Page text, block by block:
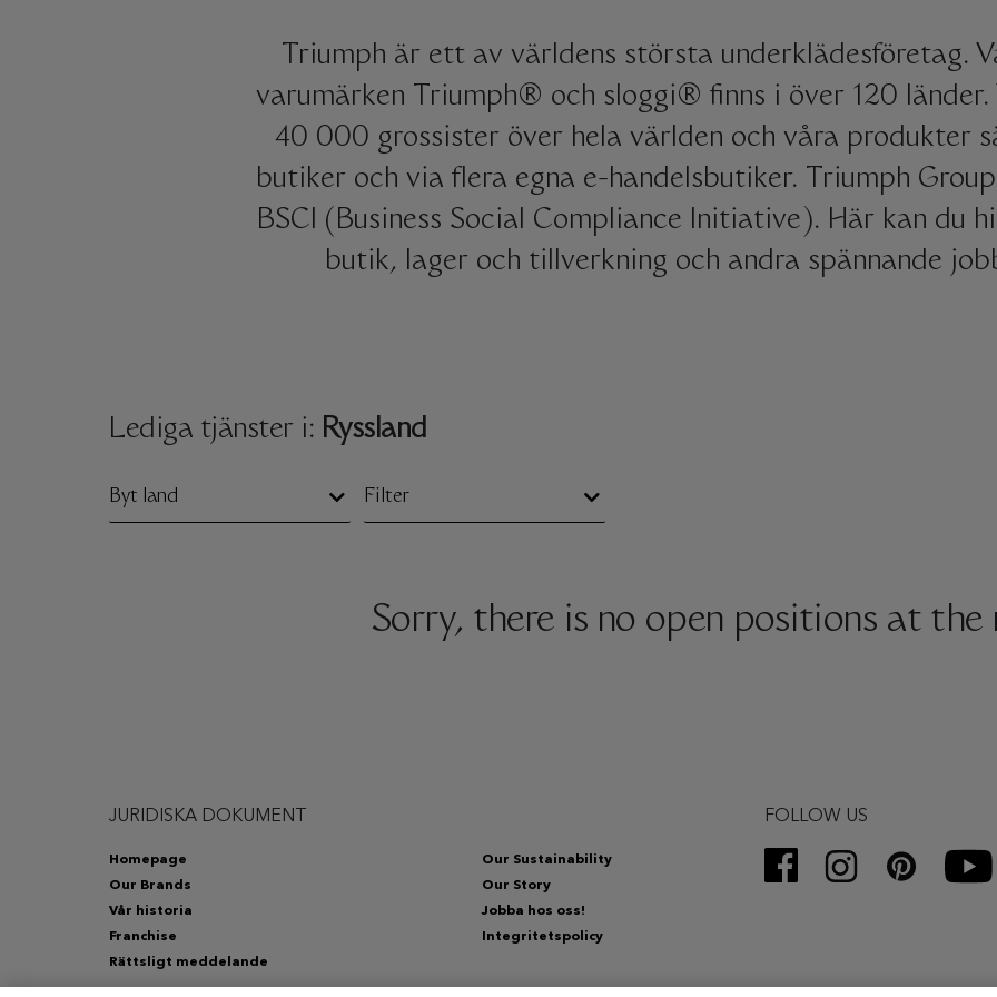
Triumph är ett av världens största underklädesföretag.
varumärken Triumph® och sloggi® finns i över 120
40 000 grossister över hela världen och våra produkter
butiker och via flera egna e-handelsbutiker. Triumph
BSCI (Business Social Compliance Initiative). Här kan du
butik, lager och tillverkning och andra spännande
Lediga tjänster i: Ryssland
Byt land Filter
Sorry, there is no open positions at the
FOLLOW US
JURIDISKA DOKUMENT
Homepage
Our Sustainability
Our Brands
Our Story
Vår historia
Jobba hos oss!
Franchise
Integritetspolicy
Rättsligt meddelande